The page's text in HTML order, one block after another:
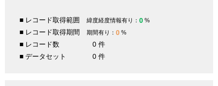
■ レコード取得範囲 緯度経度情報有り： 0 %
■ レコード取得期間 期間有り： 0 %
■ レコード数
0 件
■ データセット
0 件